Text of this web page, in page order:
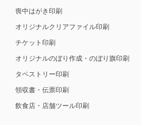
喪中はがき印刷
オリジナルクリアファイル印刷
チケット印刷
オリジナルのぼり作成・のぼり旗印刷
タペストリー印刷
領収書・伝票印刷
飲食店・店舗ツール印刷